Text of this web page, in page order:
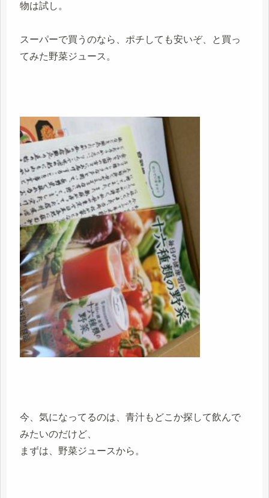
物は試し。
スーパーで買うのなら、ポチしても安いぞ、と買っ
てみた野菜ジュース。
今、気になってるのは、青汁もどこか探して飲んで
みたいのだけど、
まずは、野菜ジュースから。